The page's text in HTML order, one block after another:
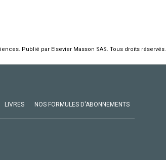
Publié par Elsevier Masson SAS. Tous droits réservés.
LIVRES NOS FORMULES D'ABONNEMENTS